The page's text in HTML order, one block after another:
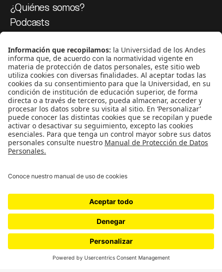
¿Quiénes somos?
Podcasts
Proyectos 070
SÍGUENOS
¿Quieres escribir en 070?
cerosetenta@uniandes.edu.co
BOGOTÁ, COLOMBIA